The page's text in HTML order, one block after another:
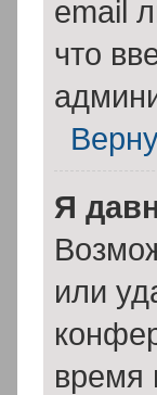
email
что
Я
или
время